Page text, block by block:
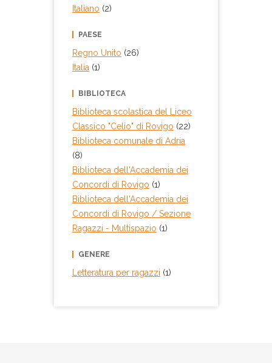
Italiano (2)
PAESE
Regno Unito (26)
Italia (1)
BIBLIOTECA
Biblioteca scolastica del Liceo
Classico "Celio" di Rovigo (22)
Biblioteca comunale di Adria
(8)
Biblioteca dell'Accademia dei
Concordi di Rovigo (1)
Biblioteca dell'Accademia dei
Concordi di Rovigo / Sezione
Ragazzi - Multispazio (1)
GENERE
Letteratura per ragazzi (1)